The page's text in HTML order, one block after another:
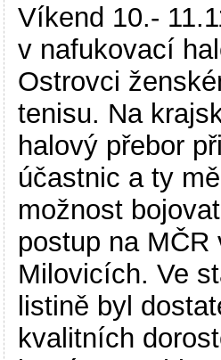
Víkend 10.-
v nafukovací
Ostrovci
tenisu. Na
halový přebor
účastnic a ty
možnost
postup na MČR
Milovicích. Ve
listině byl
kvalitních